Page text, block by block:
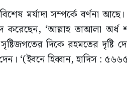
মর্যাদা সম্পর্কে বর্ণনা
‘আল্লাহ তাআলা অর্ধ
দিকে রহমতের দৃষ্টি
‘(ইবনে হিব্বান, হাদিস :